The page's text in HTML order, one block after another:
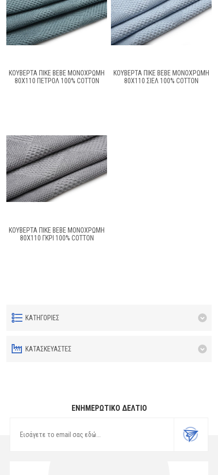
ΚΟΥΒΕΡΤΑ ΠΙΚΕ BEBE ΜΟΝΌΧΡΩΜΗ
80X110 ΠΕΤΡΌΛ 100% COTTON
ΚΟΥΒΕΡΤΑ ΠΙΚΕ BEBE ΜΟΝΌΧΡΩΜΗ
80X110 ΣΙΕΛ 100% COTTON
ΚΟΥΒΕΡΤΑ ΠΙΚΕ BEBE ΜΟΝΌΧΡΩΜΗ
80X110 ΓΚΡΙ 100% COTTON
ΚΑΤΗΓΟΡΊΕΣ
ΚΑΤΑΣΚΕΥΑΣΤΈΣ
ΕΝΗΜΕΡΩΤΙΚΌ ΔΕΛΤΊΟ